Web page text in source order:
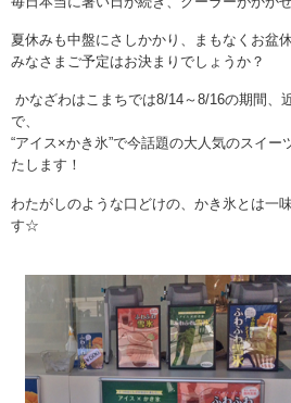
夏休みも中盤にさしかかり、まもなくお盆
みなさまご予定はお決まりでしょうか？
かなざわはこまちでは8/14～8/16の期間、
で、
“アイス×かき氷”で今話題の大人気のスイ
たします！
わたがしのような口どけの、かき氷とは一
す☆